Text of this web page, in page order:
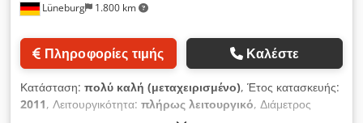
Lüneburg 1.800 km
Πληροφορίες τιμής Καλέστε
Κατάσταση: πολύ καλή (μεταχειρισμένο), Έτος κατασκευής:
2011, Λειτουργικότητα: πλήρως λειτουργικό, Διάμετρος